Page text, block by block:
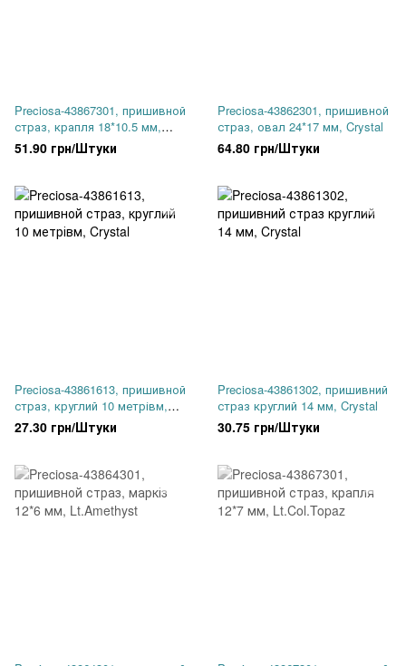
Preciosa-43867301, пришивной
страз, крапля 18*10.5 мм,
Crystal
51.90 грн/Штуки
Preciosa-43862301, пришивной
страз, овал 24*17 мм, Crystal
64.80 грн/Штуки
Preciosa-43861613, пришивной
страз, круглий 10 метрівм,
Crystal
27.30 грн/Штуки
Preciosa-43861302, пришивний
страз круглий 14 мм, Crystal
30.75 грн/Штуки